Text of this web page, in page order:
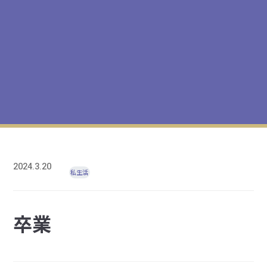
2024.3.20 私生活
卒業